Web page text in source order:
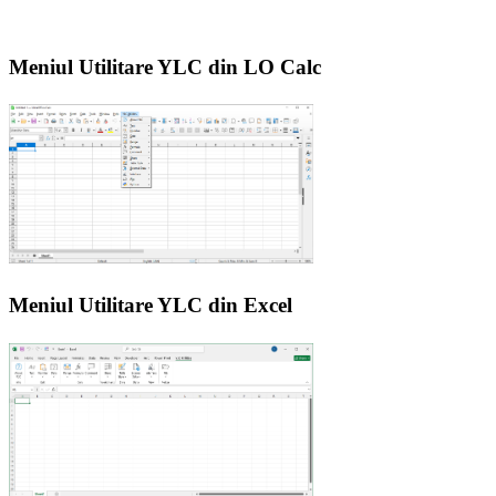
Meniul Utilitare YLC din LO Calc
Meniul Utilitare YLC din Excel